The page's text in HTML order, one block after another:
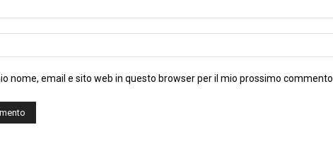
nome, email e sito web in questo browser per il mio prossimo commento.